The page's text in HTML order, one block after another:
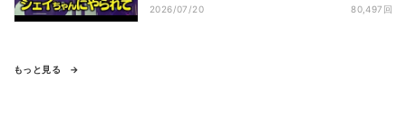
2026/07/20 80,497回
もっと見る